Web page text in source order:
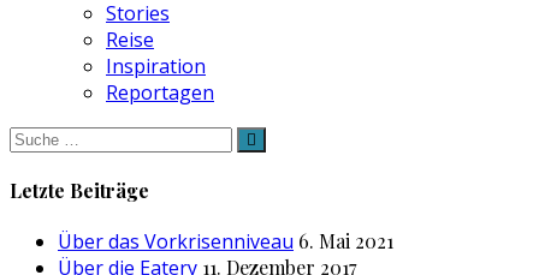
Stories
Reise
Inspiration
Reportagen
Suche
nach:
Letzte Beiträge
Über das Vorkrisenniveau 6. Mai 2021
Über die Eatery 11. Dezember 2017